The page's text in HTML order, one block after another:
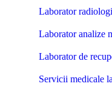
Laborator
Laborator analize
Laborator de
Servicii medicale